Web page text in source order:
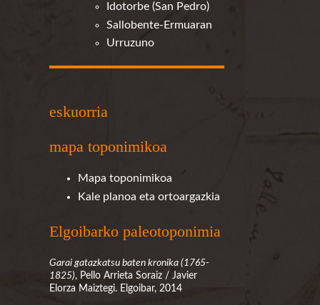
Idotorbe (San Pedro)
Sallobente-Ermuaran
Urruzuno
eskuorria
mapa toponimikoa
Mapa toponimikoa
Kale planoa eta ortoargazkia
Elgoibarko paleotoponimia
Garai gatazkatsu baten kronika (1765-
1825), Pello Arrieta Soraiz / Javier
Elorza Maiztegi. Elgoibar, 2014